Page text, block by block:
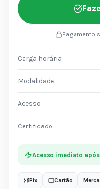
Pagamento
Carga horária
Modalidade
Acesso
Certificado
Acesso imediato
Pix Cartão